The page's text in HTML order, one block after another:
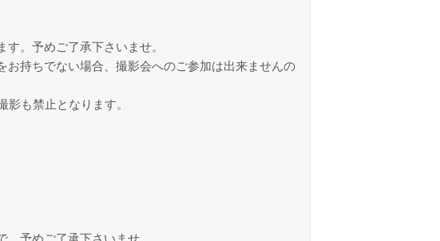
。予めご了承下さいませ。
持ちでない場合、撮影会へのご参加は出来ませんの
も禁止となります。
予めご了承下さいませ。